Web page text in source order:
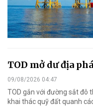
TOD mở dư địa
09/08/2026 04:47
TOD gắn với đường sắt đô
khai thác quỹ đất quanh